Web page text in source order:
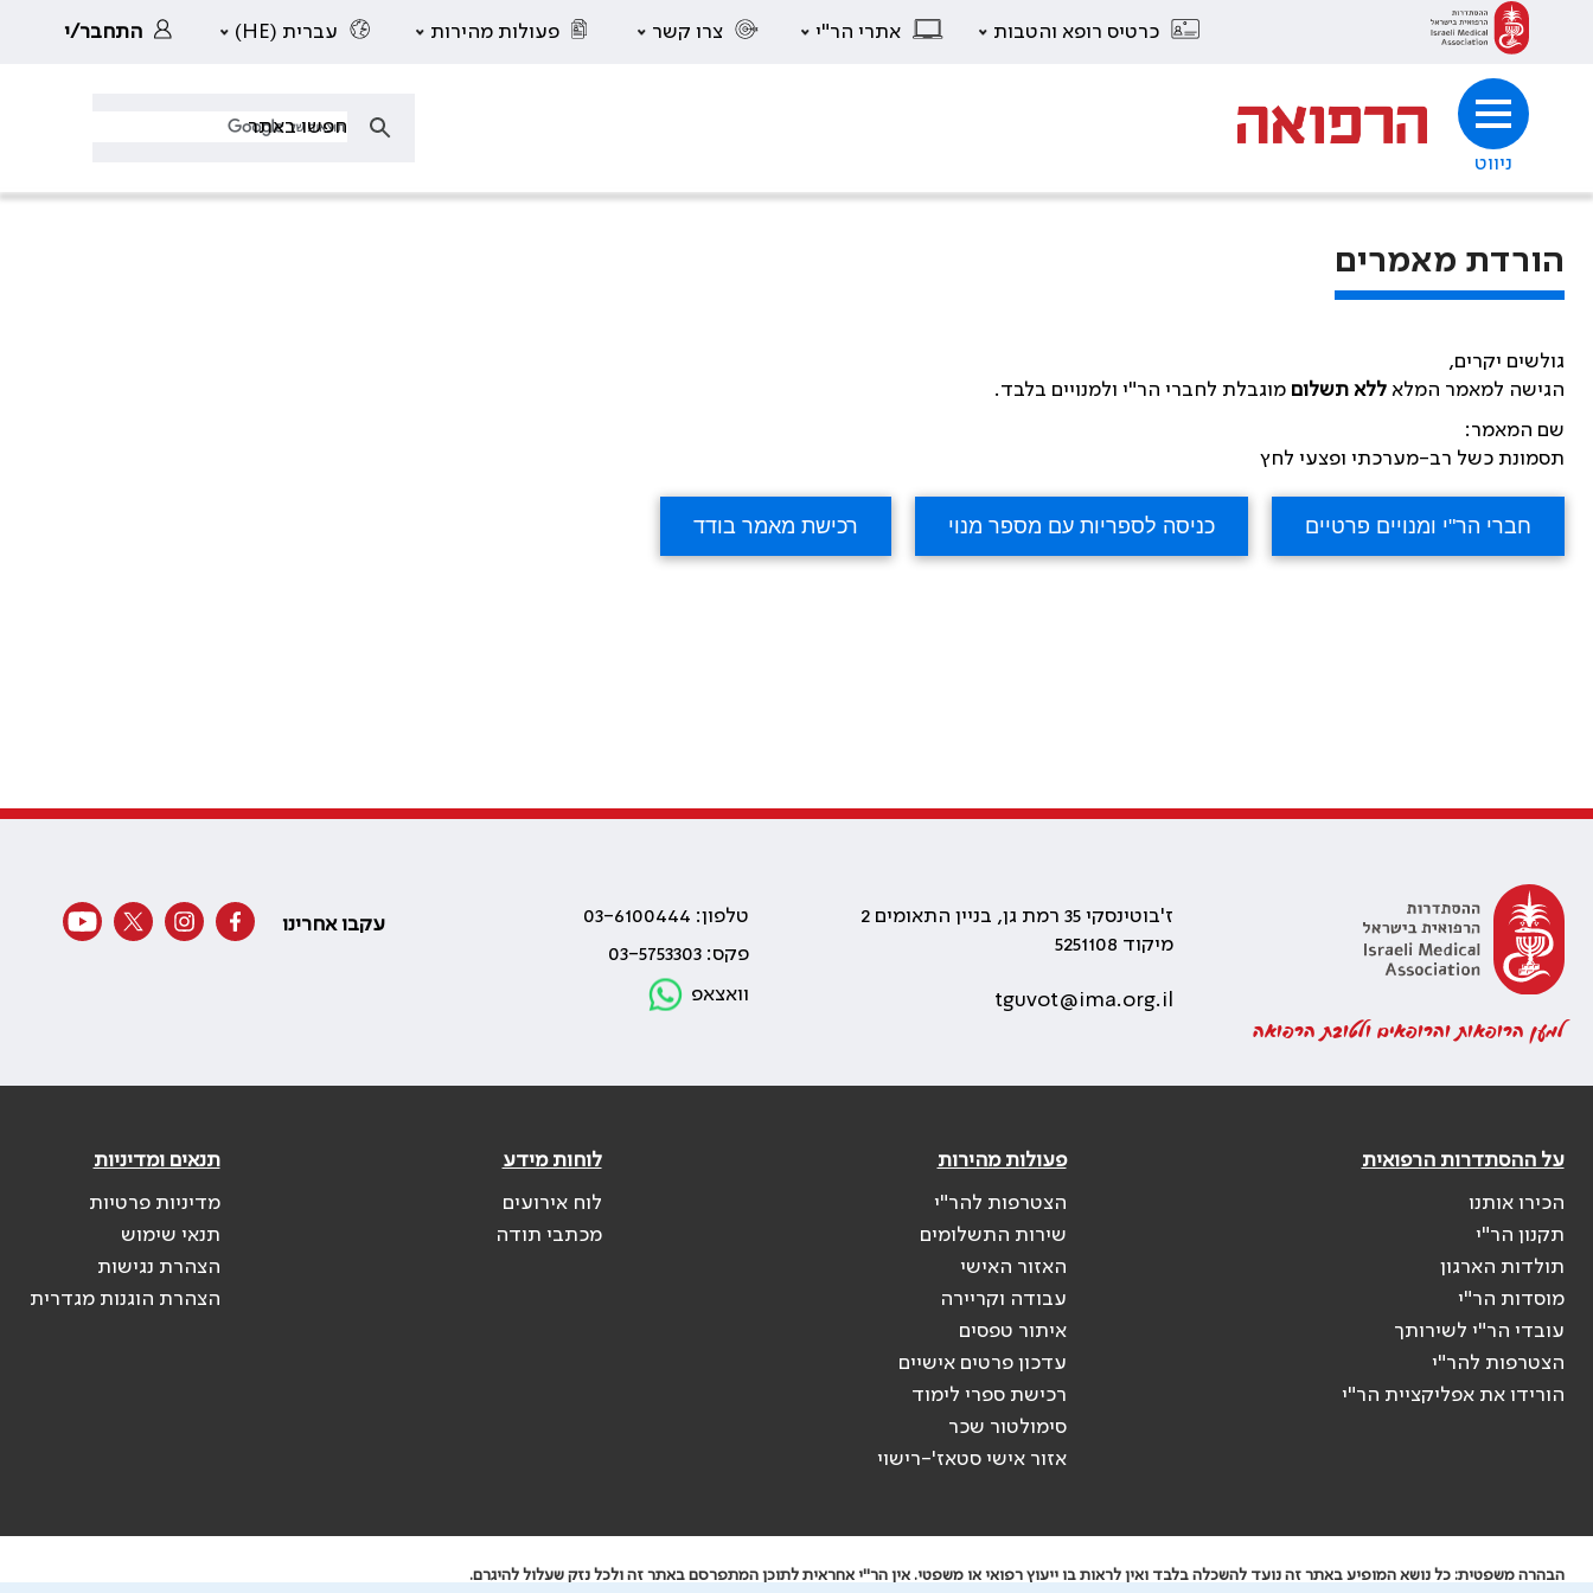
כרטיס רופא והטבות אתרי הר"י צרו קשר פעולות מהירות עברית (HE) התחבר/י
ניווט
הורדת מאמרים
גולשים יקרים,
הגישה למאמר המלאללא תשלום מוגבלת לחברי הר"י ולמנויים בלבד.
שם המאמר:
תסמונת כשל רב-מערכתי ופצעי לחץ
למען הרופאות והרופאים ולטובת הרפואה
ז'בוטינסקי 35 רמת גן, בניין התאומים 2
מיקוד 5251108
tguvot@ima.org.il
טלפון: 03-6100444
פקס: 03-5753303
וואצאפ
עקבו אחרינו
על ההסתדרות הרפואית
הכירו אותנו
תקנון הר"י
תולדות הארגון
מוסדות הר"י
עובדי הר"י לשירותך
הצטרפות להר"י
הורידו את אפליקציית הר"י
פעולות מהירות
הצטרפות להר"י
שירות התשלומים
האזור האישי
עבודה וקריירה
איתור טפסים
עדכון פרטים אישיים
רכישת ספרי לימוד
סימולטור שכר
אזור אישי סטאז'-רישוי
לוחות מידע
לוח אירועים
מכתבי תודה
תנאים ומדיניות
מדיניות פרטיות
תנאי שימוש
הצהרת נגישות
הצהרת הוגנות מגדרית
הבהרה משפטית: כל נושא המופיע באתר זה נועד להשכלה בלבד ואין לראות בו ייעוץ רפואי או משפטי. אין הר"י אחראית לתוכן המתפרסם באתר זה ולכל נזק שעלול להיגרם.